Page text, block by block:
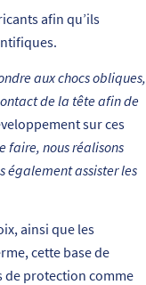
afin qu’ils
aux chocs obliques,
de la tête afin de
sur ces
faire, nous réalisons
également assister les
ainsi que les
cette base de
de protection comme